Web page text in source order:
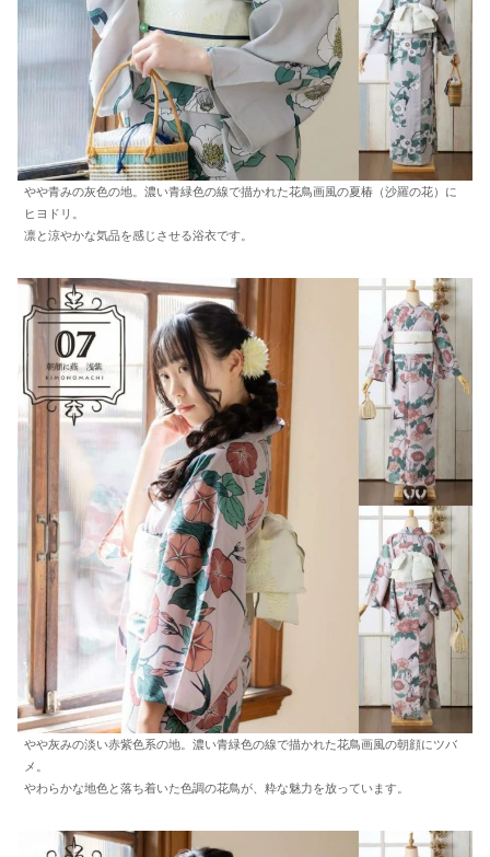
やや青みの灰色の地。濃い青緑色の線で描かれた花鳥画風の夏椿（沙羅の花）に
ヒヨドリ。
凛と涼やかな気品を感じさせる浴衣です。
やや灰みの淡い赤紫色系の地。濃い青緑色の線で描かれた花鳥画風の朝顔にツバ
メ。
やわらかな地色と落ち着いた色調の花鳥が、粋な魅力を放っています。